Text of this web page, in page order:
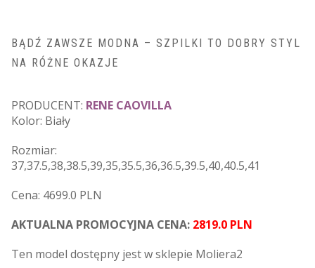
BĄDŹ ZAWSZE MODNA – SZPILKI TO DOBRY STYL
NA RÓŻNE OKAZJE
PRODUCENT: RENE CAOVILLA
Kolor: Biały
Rozmiar:
37,37.5,38,38.5,39,35,35.5,36,36.5,39.5,40,40.5,41
Cena: 4699.0 PLN
AKTUALNA PROMOCYJNA CENA: 2819.0 PLN
Ten model dostępny jest w sklepie Moliera2